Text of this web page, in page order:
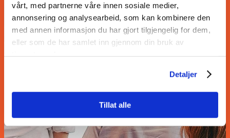
vårt, med partnerne våre innen sosiale medier,
annonsering og analysearbeid, som kan kombinere den
med annen informasjon du har gjort tilgjengelig for dem,
eller som de har samlet inn gjennom din bruk av
Detaljer
Tillat alle